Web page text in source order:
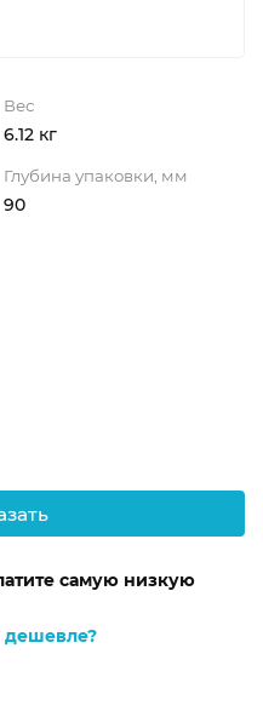
Вес
6.12 кг
Глубина упаковки, мм
90
самую низкую